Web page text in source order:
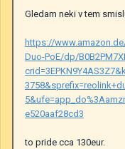
Gledam neki v tem
https://
Duo-PoE/dp/
e520aaf28cd3
to pride cca 130eur.